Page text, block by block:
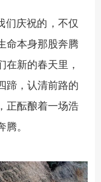
们庆祝的，不仅
命本身那股奔腾
在新的春天里，
蹄，认清前路的
正酝酿着一场浩
。